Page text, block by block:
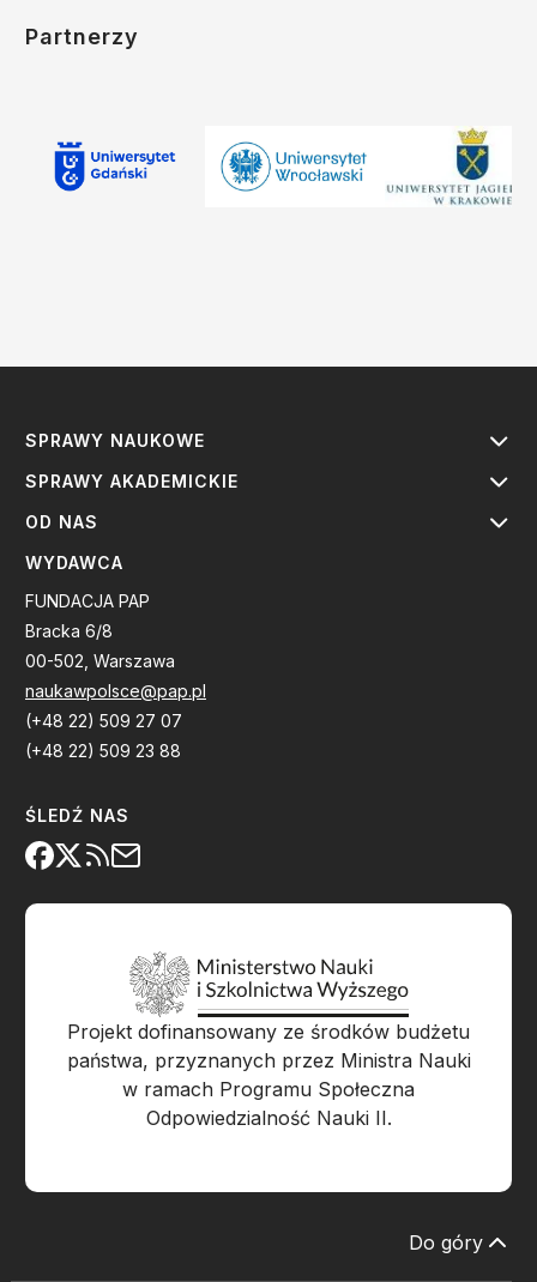
Partnerzy
SPRAWY NAUKOWE
SPRAWY AKADEMICKIE
OD NAS
WYDAWCA
FUNDACJA PAP
Bracka 6/8
00-502, Warszawa
naukawpolsce@pap.pl
(+48 22) 509 27 07
(+48 22) 509 23 88
ŚLEDŹ NAS
Projekt dofinansowany ze środków budżetu
państwa, przyznanych przez Ministra Nauki
w ramach Programu Społeczna
Odpowiedzialność Nauki II.
Do góry